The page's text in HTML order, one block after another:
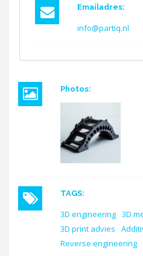
Emailadres:
info@partiq.nl
Photos:
TAGS:
3D engineering 3D
3D print advies
Reverse engineering